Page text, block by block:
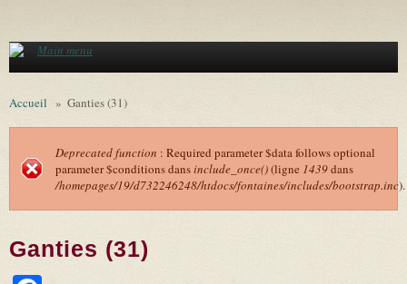
Main menu
Accueil » Ganties (31)
Message d'erreur
Deprecated function : Required parameter $data follows optional
parameter $conditions dansinclude_once()(ligne 1439dans
/homepages/19/d732246248/htdocs/fontaines/includes/bootstrap.inc).
Ganties (31)